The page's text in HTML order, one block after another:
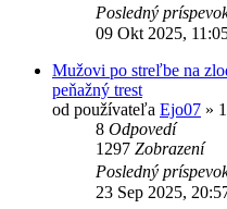
Posledný
09 Okt 2025,
Mužovi po streľbe na
peňažný trest
od používateľa Ejo07 »
8 Odpovedí
1297 Zobrazení
Posledný
23 Sep 2025,